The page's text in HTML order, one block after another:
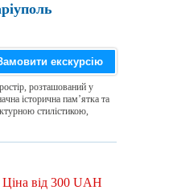
екскурсію
розташований у
історична пам’ятка та
стилістикою,
Ціна від 300 UAH